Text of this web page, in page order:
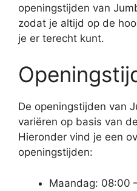
openingstijden van
zodat je altijd op de
je er terecht kunt.
De openingstijden van
variëren op basis van
Hieronder vind je een
openingstijden:
Maandag: 08:00